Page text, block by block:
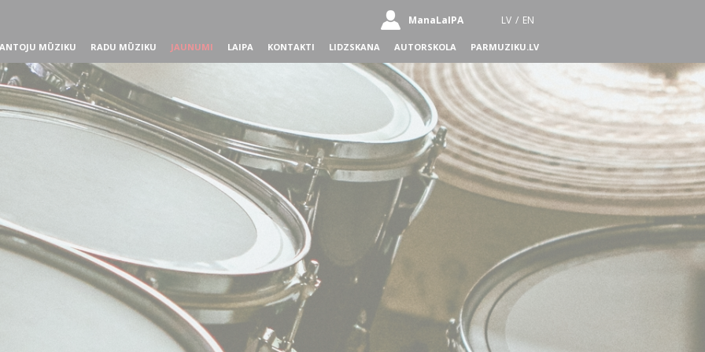
ManaLaIPA LV / EN
MŪZIKU RADU MŪZIKU JAUNUMI LAIPA KONTAKTI LIDZSKANA AUTORSKOLA PARMUZIKU.LV